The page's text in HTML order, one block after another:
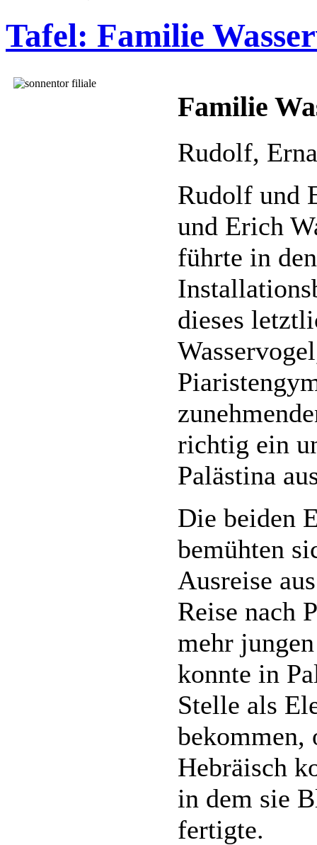
Tafel: Familie
Familie
Rudolf,
Rudolf und
und Erich
führte in
dieses
richtig ein
Palästina
Die beiden
bemühten
Ausreise
Reise nach
mehr
konnte in
Stelle als
bekommen,
Hebräisch
in dem sie
fertigte.